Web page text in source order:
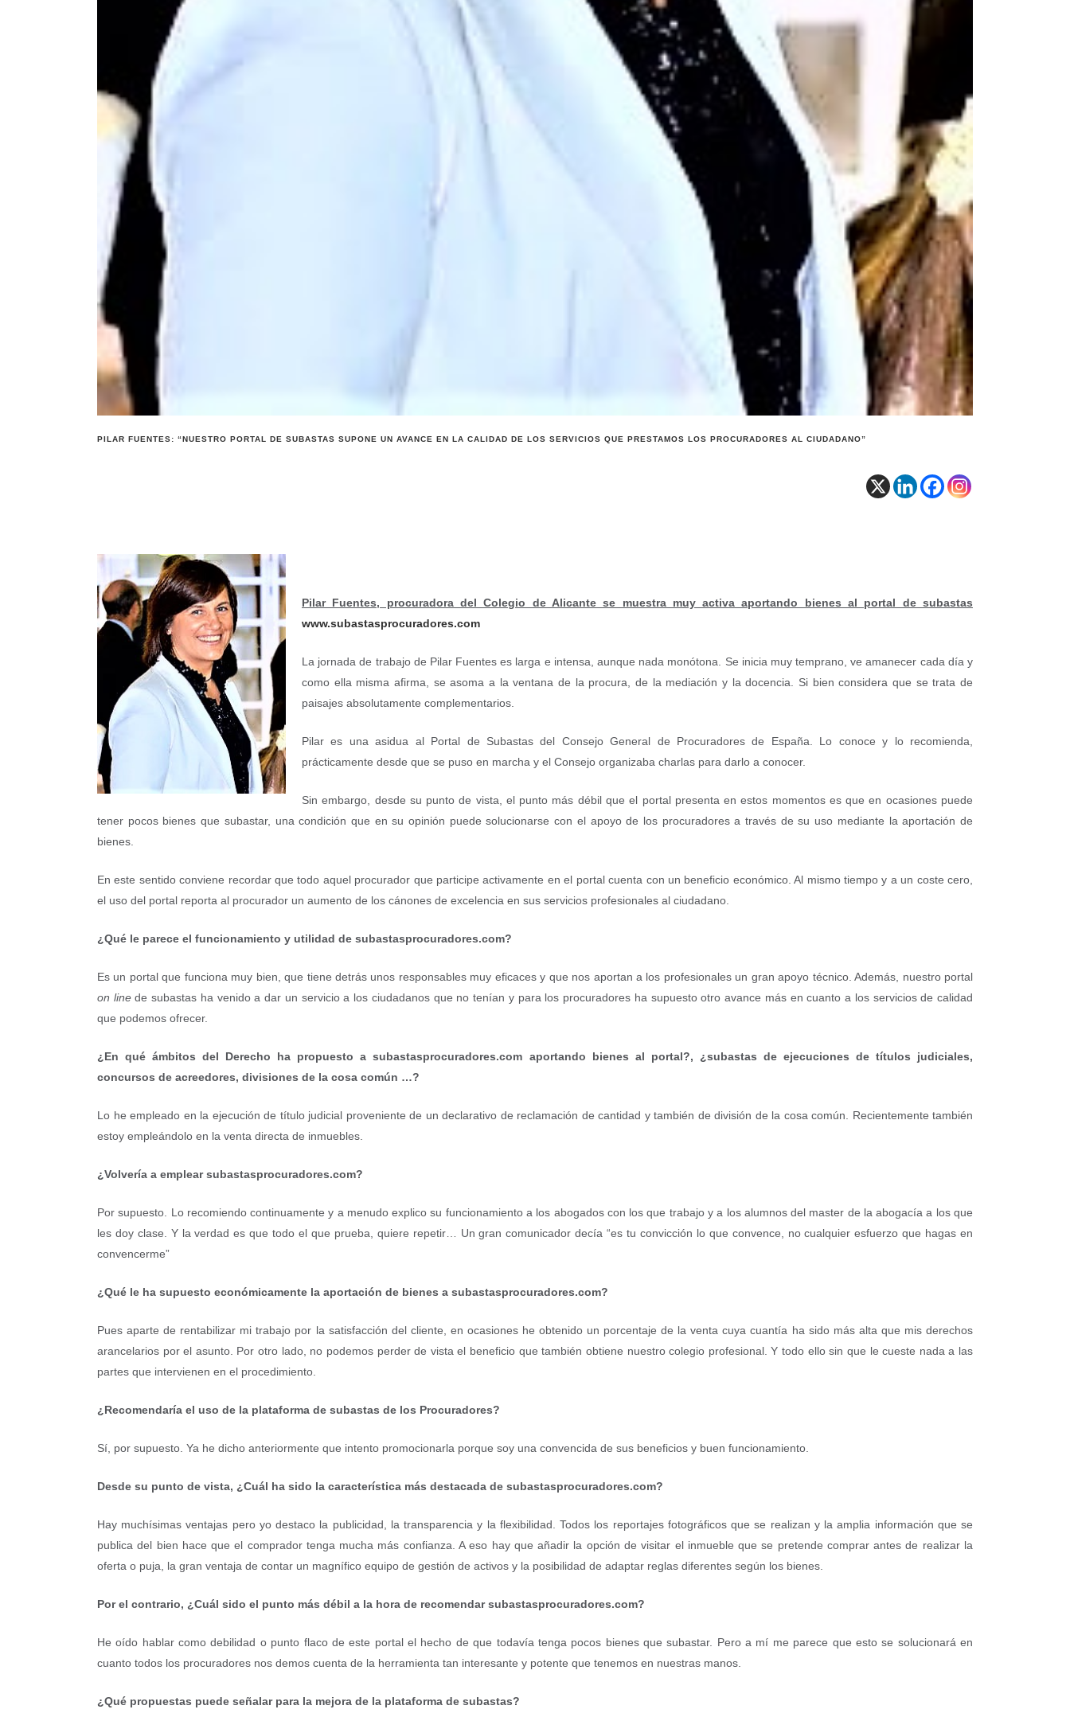
PILAR FUENTES: “NUESTRO PORTAL DE SUBASTAS SUPONE UN AVANCE EN LA CALIDAD DE LOS SERVICIOS QUE PRESTAMOS LOS PROCURADORES AL CIUDADANO”
Pilar Fuentes, procuradora del Colegio de Alicante se muestra muy activa aportando bienes al portal de subastas
www.subastasprocuradores.com
La jornada de trabajo de Pilar Fuentes es larga e intensa, aunque nada monótona. Se inicia muy temprano, ve amanecer cada día y
como ella misma afirma, se asoma a la ventana de la procura, de la mediación y la docencia. Si bien considera que se trata de
paisajes absolutamente complementarios.
Pilar es una asidua al Portal de Subastas del Consejo General de Procuradores de España. Lo conoce y lo recomienda,
prácticamente desde que se puso en marcha y el Consejo organizaba charlas para darlo a conocer.
Sin embargo, desde su punto de vista, el punto más débil que el portal presenta en estos momentos es que en ocasiones puede
tener pocos bienes que subastar, una condición que en su opinión puede solucionarse con el apoyo de los procuradores a través de su uso mediante la aportación de
bienes.
En este sentido conviene recordar que todo aquel procurador que participe activamente en el portal cuenta con un beneficio económico. Al mismo tiempo y a un coste cero,
el uso del portal reporta al procurador un aumento de los cánones de excelencia en sus servicios profesionales al ciudadano.
¿Qué le parece el funcionamiento y utilidad de subastasprocuradores.com?
Es un portal que funciona muy bien, que tiene detrás unos responsables muy eficaces y que nos aportan a los profesionales un gran apoyo técnico. Además, nuestro portal
on linede subastas ha venido a dar un servicio a los ciudadanos que no tenían y para los procuradores ha supuesto otro avance más en cuanto a los servicios de calidad
que podemos ofrecer.
¿En qué ámbitos del Derecho ha propuesto a subastasprocuradores.com aportando bienes al portal?, ¿subastas de ejecuciones de títulos judiciales,
concursos de acreedores, divisiones de la cosa común …?
Lo he empleado en la ejecución de título judicial proveniente de un declarativo de reclamación de cantidad y también de división de la cosa común. Recientemente también
estoy empleándolo en la venta directa de inmuebles.
¿Volvería a emplear subastasprocuradores.com?
Por supuesto. Lo recomiendo continuamente y a menudo explico su funcionamiento a los abogados con los que trabajo y a los alumnos del master de la abogacía a los que
les doy clase. Y la verdad es que todo el que prueba, quiere repetir… Un gran comunicador decía “es tu convicción lo que convence, no cualquier esfuerzo que hagas en
convencerme”
¿Qué le ha supuesto económicamente la aportación de bienes a subastasprocuradores.com?
Pues aparte de rentabilizar mi trabajo por la satisfacción del cliente, en ocasiones he obtenido un porcentaje de la venta cuya cuantía ha sido más alta que mis derechos
arancelarios por el asunto. Por otro lado, no podemos perder de vista el beneficio que también obtiene nuestro colegio profesional. Y todo ello sin que le cueste nada a las
partes que intervienen en el procedimiento.
¿Recomendaría el uso de la plataforma de subastas de los Procuradores?
Sí, por supuesto. Ya he dicho anteriormente que intento promocionarla porque soy una convencida de sus beneficios y buen funcionamiento.
Desde su punto de vista, ¿Cuál ha sido la característica más destacada de subastasprocuradores.com?
Hay muchísimas ventajas pero yo destaco la publicidad, la transparencia y la flexibilidad. Todos los reportajes fotográficos que se realizan y la amplia información que se
publica del bien hace que el comprador tenga mucha más confianza. A eso hay que añadir la opción de visitar el inmueble que se pretende comprar antes de realizar la
oferta o puja, la gran ventaja de contar un magnífico equipo de gestión de activos y la posibilidad de adaptar reglas diferentes según los bienes.
Por el contrario, ¿Cuál sido el punto más débil a la hora de recomendar subastasprocuradores.com?
He oído hablar como debilidad o punto flaco de este portal el hecho de que todavía tenga pocos bienes que subastar. Pero a mí me parece que esto se solucionará en
cuanto todos los procuradores nos demos cuenta de la herramienta tan interesante y potente que tenemos en nuestras manos.
¿Qué propuestas puede señalar para la mejora de la plataforma de subastas?